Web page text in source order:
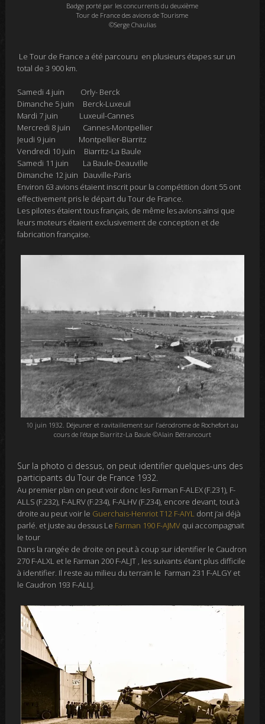
Badge porté par les concurrents du deuxième
Tour de France des avions de Tourisme
©Serge Chaulias
Le Tour de France a été parcouru en plusieurs étapes sur un
total de 3 900 km.
Samedi 4 juin Orly- Berck
Dimanche 5 juin Berck-Luxeuil
Mardi 7 juin Luxeuil-Cannes
Mercredi 8 juin Cannes-Montpellier
Jeudi 9 juin Montpellier-Biarritz
Vendredi 10 juin Biarritz-La Baule
Samedi 11 juin La Baule-Deauville
Dimanche 12 juin Dauville-Paris
Environ 63 avions étaient inscrit pour la compétition dont 55 ont
effectivement pris le départ du Tour de France.
Les pilotes étaient tous français, de même les avions ainsi que
leurs moteurs étaient exclusivement de conception et de
fabrication française.
10 juin 1932. Déjeuner et ravitaillement sur l’aérodrome de Rochefort au
cours de l’étape Biarritz-La Baule ©Alain Bétrancourt
Sur la photo ci dessus, on peut identifier quelques-uns des
participants du Tour de France 1932.
Au premier plan on peut voir donc les Farman F-ALEX (F.231), F-
ALLS (F.232), F-ALRV (F.234), F-ALHV (F.234), encore devant, tout à
droite au peut voir le Guerchais-Henriot T12 F-AIYL dont j’ai déjà
parlé. et juste au dessus Le Farman 190 F-AJMV qui accompagnait
le tour
Dans la rangée de droite on peut à coup sur identifier le Caudron
270 F-ALXL et le Farman 200 F-ALJT , les suivants étant plus difficile
à identifier. Il reste au milieu du terrain le Farman 231 F-ALGY et
le Caudron 193 F-ALLJ.